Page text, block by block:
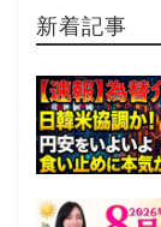
新着記事